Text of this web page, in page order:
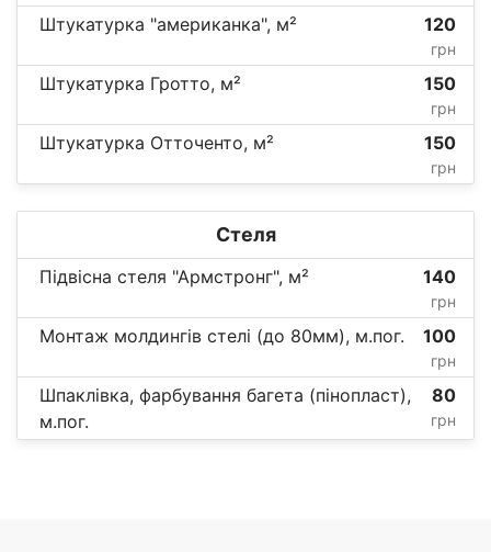
Штукатурка "американка", м² 120
грн
Штукатурка Гротто, м² 150
грн
Штукатурка Отточенто, м² 150
грн
Стеля
Підвісна стеля "Армстронг", м² 140
грн
Монтаж молдингів стелі (до 80мм), м.пог. 100
грн
Шпаклівка, фарбування багета (пінопласт),
м.пог.
80
грн